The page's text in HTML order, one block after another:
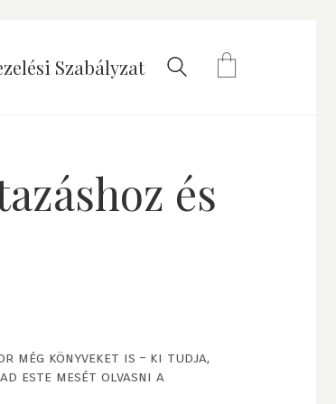
Szabályzat
és
még könyveket is – ki tudja,
este mesét olvasni a